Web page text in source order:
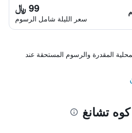
99 ﷼
سعر الليلة شامل الرسوم
المقدرة والرسوم المستحقة عند
تشانغ